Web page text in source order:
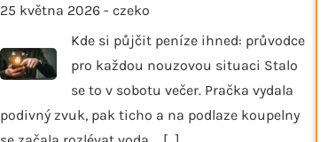
25 května 2026 - czeko
Kde si půjčit peníze ihned: průvodce
pro každou nouzovou situaci Stalo
se to v sobotu večer. Pračka vydala
podivný zvuk, pak ticho a na podlaze koupelny